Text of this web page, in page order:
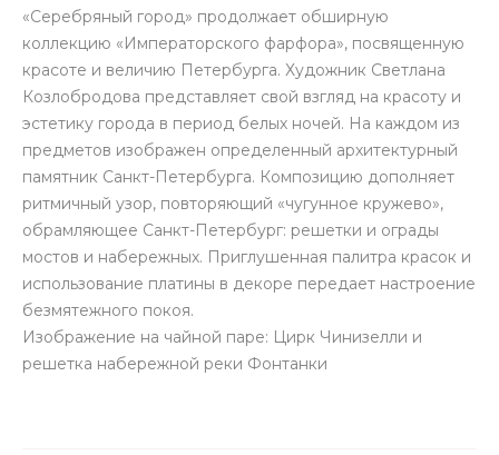
«Серебряный город» продолжает обширную
коллекцию «Императорского фарфора», посвященную
красоте и величию Петербурга. Художник Светлана
Козлобродова представляет свой взгляд на красоту и
эстетику города в период белых ночей. На каждом из
предметов изображен определенный архитектурный
памятник Санкт-Петербурга. Композицию дополняет
ритмичный узор, повторяющий «чугунное кружево»,
обрамляющее Санкт-Петербург: решетки и ограды
мостов и набережных. Приглушенная палитра красок и
использование платины в декоре передает настроение
безмятежного покоя.
Изображение на чайной паре: Цирк Чинизелли и
решетка набережной реки Фонтанки